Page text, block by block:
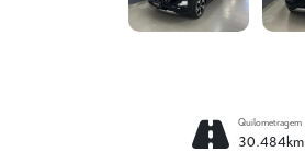
Quilometragem
30.484km